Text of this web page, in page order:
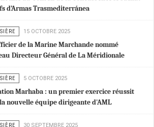
d’Armas Trasmediterránea
15 OCTOBRE 2025
de la Marine Marchande nommé
Directeur Général de La Méridionale
5 OCTOBRE 2025
Marhaba : un premier exercice réussit
nouvelle équipe dirigeante d'AML
30 SEPTEMBRE 2025